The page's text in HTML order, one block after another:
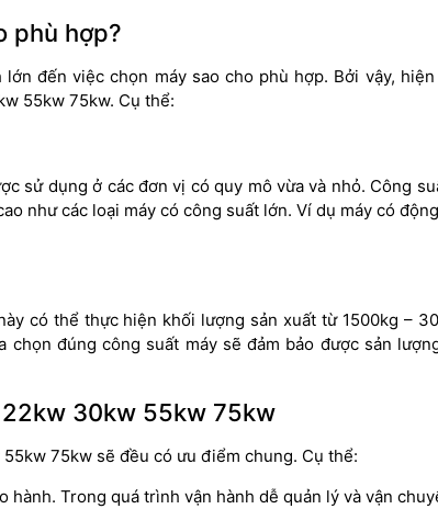
phù hợp?
đến việc chọn máy sao cho phù hợp. Bởi vậy,
55kw 75kw. Cụ thể:
sử dụng ở các đơn vị có quy mô vừa và nhỏ. Công
như các loại máy có công suất lớn. Ví dụ máy có
có thể thực hiện khối lượng sản xuất từ 1500kg –
chọn đúng công suất máy sẽ đảm bảo được sản
30kw 55kw 75kw
75kw sẽ đều có ưu điểm chung. Cụ thể:
hành. Trong quá trình vận hành dễ quản lý và vận